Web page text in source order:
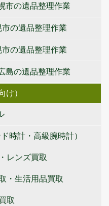
市の遺品整理作業
の遺品整理作業
の遺品整理作業
島の遺品整理作業
）
時計・高級腕時計）
レンズ買取
・生活用品買取
取